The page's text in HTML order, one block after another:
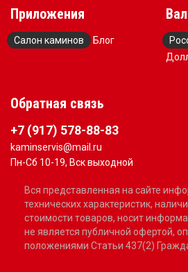
Приложения
Салон каминов Блог
Обратная связь
+7 (917) 578-88-83
kaminservis@mail.ru
Пн-Сб 10-19, Вск выходной
Вся представленная на сайте
технических характеристик,
стоимости товаров, носит
не является публичной офертой,
положениями Статьи 437(2)